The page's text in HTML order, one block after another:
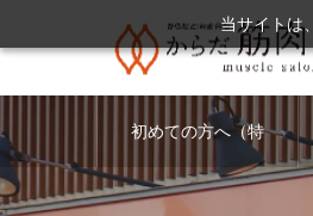
当サイトは
初めての方へ（特
徴・料金につい